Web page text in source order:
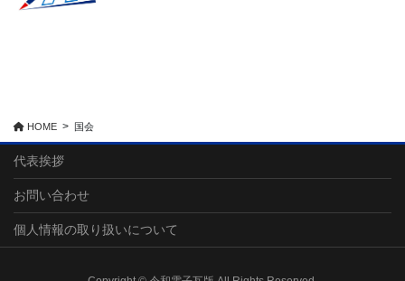
HOME 国会
代表挨拶
お問い合わせ
個人情報の取り扱いについて